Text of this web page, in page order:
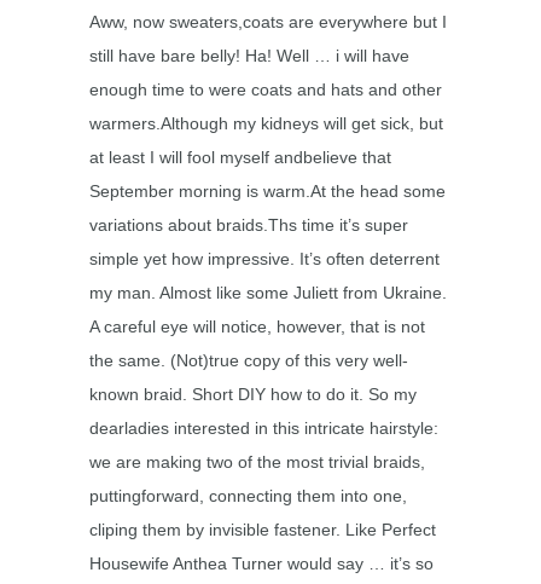
Aww, now sweaters,coats are everywhere but I
still have bare belly! Ha! Well … i will have
enough time to were coats and hats and other
warmers.Although my kidneys will get sick, but
at least I will fool myself andbelieve that
September morning is warm.At the head some
variations about braids.Ths time it’s super
simple yet how impressive. It’s often deterrent
my man. Almost like some Juliett from Ukraine.
A careful eye will notice, however, that is not
the same. (Not)true copy of this very well-
known braid. Short DIY how to do it. So my
dearladies interested in this intricate hairstyle:
we are making two of the most trivial braids,
puttingforward, connecting them into one,
cliping them by invisible fastener. Like Perfect
Housewife Anthea Turner would say … it’s so